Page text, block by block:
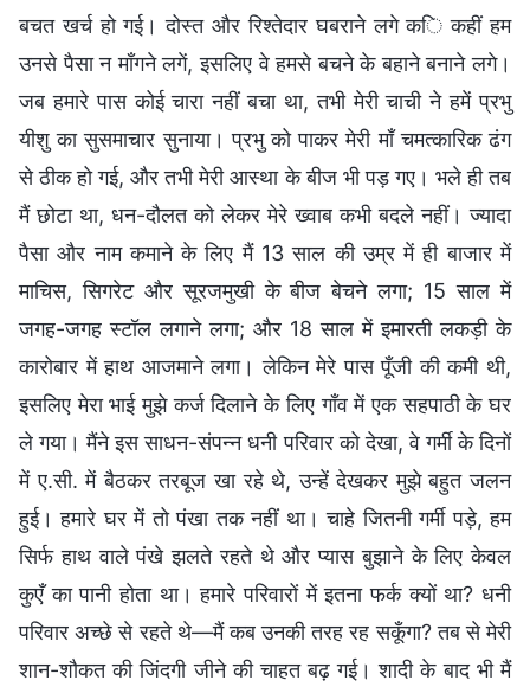
बचत खर्च हो गई। दोस्त और रिश्तेदार घबराने लगे कि कहीं हम
उनसे पैसा न माँगने लगें, इसलिए वे हमसे बचने के बहाने बनाने लगे।
जब हमारे पास कोई चारा नहीं बचा था, तभी मेरी चाची ने हमें प्रभु
यीशु का सुसमाचार सुनाया। प्रभु को पाकर मेरी माँ चमत्कारिक ढंग
से ठीक हो गई, और तभी मेरी आस्था के बीज भी पड़ गए। भले ही तब
मैं छोटा था, धन-दौलत को लेकर मेरे ख्वाब कभी बदले नहीं। ज्यादा
पैसा और नाम कमाने के लिए मैं 13 साल की उम्र में ही बाजार में
माचिस, सिगरेट और सूरजमुखी के बीज बेचने लगा; 15 साल में
जगह-जगह स्टॉल लगाने लगा; और 18 साल में इमारती लकड़ी के
कारोबार में हाथ आजमाने लगा। लेकिन मेरे पास पूँजी की कमी थी,
इसलिए मेरा भाई मुझे कर्ज दिलाने के लिए गाँव में एक सहपाठी के घर
ले गया। मैंने इस साधन-संपन्न धनी परिवार को देखा, वे गर्मी के दिनों
में ए.सी. में बैठकर तरबूज खा रहे थे, उन्हें देखकर मुझे बहुत जलन
हुई। हमारे घर में तो पंखा तक नहीं था। चाहे जितनी गर्मी पड़े, हम
सिर्फ हाथ वाले पंखे झलते रहते थे और प्यास बुझाने के लिए केवल
कुएँ का पानी होता था। हमारे परिवारों में इतना फर्क क्यों था? धनी
परिवार अच्छे से रहते थे—मैं कब उनकी तरह रह सकूँगा? तब से मेरी
शान-शौकत की जिंदगी जीने की चाहत बढ़ गई। शादी के बाद भी मैं